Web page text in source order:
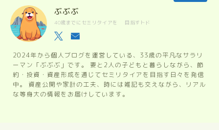
ぶぶぶ
40歳までにセミリタイアを 目指すトド
2024年から個人ブログを運営している、33歳の平凡なサラリ
ーマン「ぶぶぶ」です。 妻と2人の子どもと暮らしながら、節
約・投資・資産形成を通じてセミリタイアを目指す日々を発信
中。 資産公開や家計の工夫、時には雑記も交えながら、リアル
な等身大の情報をお届けしています。